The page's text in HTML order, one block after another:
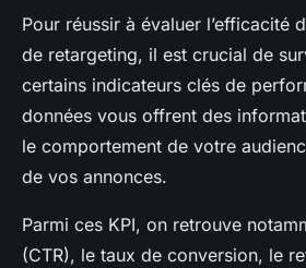
Pour réussir à évaluer l’efficacité
de retargeting, il est crucial de
certains indicateurs clés de
données vous offrent des
le comportement de votre
de vos annonces.
Parmi ces KPI, on retrouve
(CTR), le taux de conversion, le